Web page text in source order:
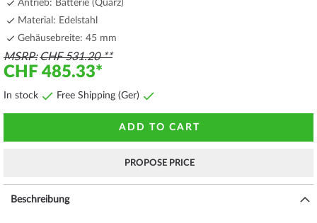
images
gallery
Antrieb: Batterie (Quarz)
Material: Edelstahl
Gehäusebreite: 45 mm
MSRP CHF 531.20
CHF 485.33
In stock Free Shipping (Ger)
ADD TO CART
PROPOSE PRICE
Beschreibung